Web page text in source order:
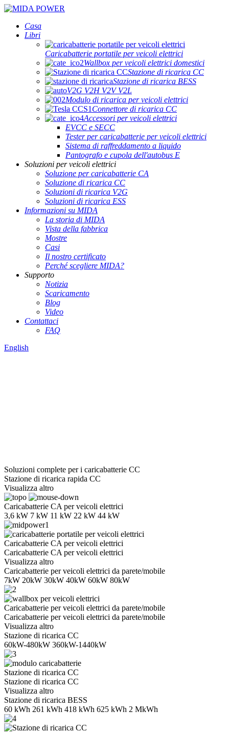
Casa
Libri
Caricabatterie portatile per veicoli elettrici
Wallbox per veicoli elettrici domestici
Stazione di ricarica CC
Stazione di ricarica BESS
V2G V2H V2V V2L
Modulo di ricarica per veicoli elettrici
Connettore di ricarica CC
Accessori per veicoli elettrici
EVCC e SECC
Tester per caricabatterie per veicoli elettrici
Sistema di raffreddamento a liquido
Pantografo e cupola dell'autobus E
Soluzioni per veicoli elettrici
Soluzione per caricabatterie CA
Soluzione di ricarica CC
Soluzioni di ricarica V2G
Soluzioni di ricarica ESS
Informazioni su MIDA
La storia di MIDA
Vista della fabbrica
Mostre
Casi
Il nostro certificato
Perché scegliere MIDA?
Supporto
Notizia
Scaricamento
Blog
Video
Contattaci
FAQ
English
Soluzioni complete per i caricabatterie CC
Stazione di ricarica rapida CC
Visualizza altro
Caricabatterie CA per veicoli elettrici
3,6 kW 7 kW 11 kW 22 kW 44 kW
Caricabatterie CA per veicoli elettrici
Caricabatterie CA per veicoli elettrici
Visualizza altro
Caricabatterie per veicoli elettrici da parete/mobile
7kW 20kW 30kW 40kW 60kW 80kW
Caricabatterie per veicoli elettrici da parete/mobile
Caricabatterie per veicoli elettrici da parete/mobile
Visualizza altro
Stazione di ricarica CC
60kW-480kW 360kW-1440kW
Stazione di ricarica CC
Stazione di ricarica CC
Visualizza altro
Stazione di ricarica BESS
60 kWh 261 kWh 418 kWh 625 kWh 2 MkWh